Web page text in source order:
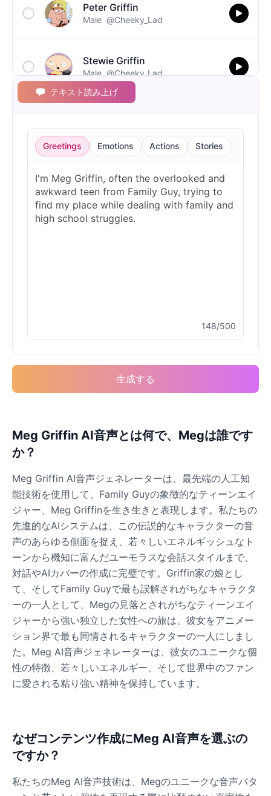
Peter Griffin
Male @Cheeky_Lad
Stewie Griffin
Male @Cheeky_Lad
テキスト読み上げ
Greetings Emotions Actions Stories
148/500
生成する
Meg Griffin AI音声とは何で、Megは誰です
か？
Meg Griffin AI音声ジェネレーターは、最先端の人工知
能技術を使用して、Family Guyの象徴的なティーンエイ
ジャー、Meg Griffinを生き生きと表現します。私たちの
先進的なAIシステムは、この伝説的なキャラクターの音
声のあらゆる側面を捉え、若々しいエネルギッシュなト
ーンから機知に富んだユーモラスな会話スタイルまで、
対話やAIカバーの作成に完璧です。Griffin家の娘とし
て、そしてFamily Guyで最も誤解されがちなキャラクタ
ーの一人として、Megの見落とされがちなティーンエイ
ジャーから強い独立した女性への旅は、彼女をアニメー
ション界で最も同情されるキャラクターの一人にしまし
た。Meg AI音声ジェネレーターは、彼女のユニークな個
性の特徴、若々しいエネルギー、そして世界中のファン
に愛される粘り強い精神を保持しています。
なぜコンテンツ作成にMeg AI音声を選ぶの
ですか？
私たちのMeg AI音声技術は、Megのユニークな音声パタ